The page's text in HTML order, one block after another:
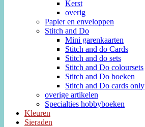
Kerst
overig
Papier en enveloppen
Stitch and Do
Mini garenkaarten
Stitch and do Cards
Stitch and do sets
Stitch and Do coloursets
Stitch and Do boeken
Stitch and Do cards only
overige artikelen
Specialties hobbyboeken
Kleuren
Sieraden